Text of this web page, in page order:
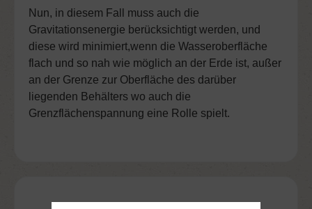
Nun, in diesem Fall muss auch die
Gravitationsenergie berücksichtigt werden, und
diese wird minimiert,wenn die Wasseroberfläche
flach und so nah wie möglich an der Erde ist, außer
an der Grenze zur Oberfläche des darüber
liegenden Behälters wo auch die
Grenzflächenspannung eine Rolle spielt.